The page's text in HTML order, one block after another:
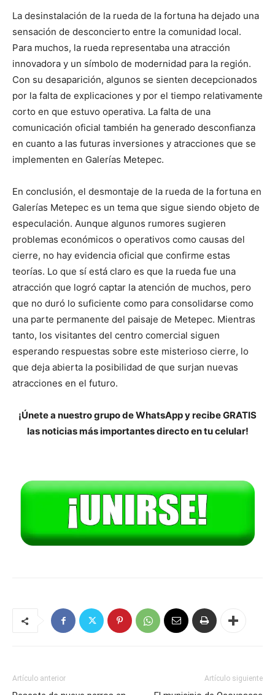
La desinstalación de la rueda de la fortuna ha dejado una
sensación de desconcierto entre la comunidad local.
Para muchos, la rueda representaba una atracción
innovadora y un símbolo de modernidad para la región.
Con su desaparición, algunos se sienten decepcionados
por la falta de explicaciones y por el tiempo relativamente
corto en que estuvo operativa. La falta de una
comunicación oficial también ha generado desconfianza
en cuanto a las futuras inversiones y atracciones que se
implementen en Galerías Metepec.
En conclusión, el desmontaje de la rueda de la fortuna en
Galerías Metepec es un tema que sigue siendo objeto de
especulación. Aunque algunos rumores sugieren
problemas económicos o operativos como causas del
cierre, no hay evidencia oficial que confirme estas
teorías. Lo que sí está claro es que la rueda fue una
atracción que logró captar la atención de muchos, pero
que no duró lo suficiente como para consolidarse como
una parte permanente del paisaje de Metepec. Mientras
tanto, los visitantes del centro comercial siguen
esperando respuestas sobre este misterioso cierre, lo
que deja abierta la posibilidad de que surjan nuevas
atracciones en el futuro.
¡Únete a nuestro grupo de WhatsApp y recibe GRATIS
las noticias más importantes directo en tu celular!
Artículo anterior Artículo siguiente